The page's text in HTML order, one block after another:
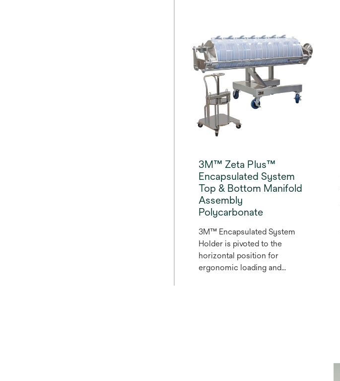
3M™ Zeta Plus™
Encapsulated System
Top & Bottom Manifold
Assembly
Polycarbonate
3M™ Encapsulated System
Holder is pivoted to the
horizontal position for
ergonomic loading and